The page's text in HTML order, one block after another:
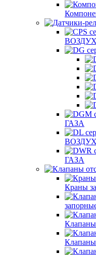
ГАЗА
ГАЗА
Краны
Клапаны
Клапаны